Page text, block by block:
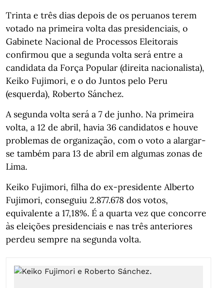
Trinta e três dias depois de os peruanos terem
votado na primeira volta das presidenciais, o
Gabinete Nacional de Processos Eleitorais
confirmou que a segunda volta será entre a
candidata da Força Popular (direita nacionalista),
Keiko Fujimori, e o do Juntos pelo Peru
(esquerda), Roberto Sánchez.
A segunda volta será a 7 de junho. Na primeira
volta, a 12 de abril, havia 36 candidatos e houve
problemas de organização, com o voto a alargar-
se também para 13 de abril em algumas zonas de
Lima.
Keiko Fujimori, filha do ex-presidente Alberto
Fujimori, conseguiu 2.877.678 dos votos,
equivalente a 17,18%. É a quarta vez que concorre
às eleições presidenciais e nas três anteriores
perdeu sempre na segunda volta.